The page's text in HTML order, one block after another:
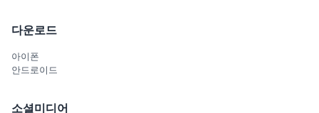
다운로드
아이폰
안드로이드
소셜미디어